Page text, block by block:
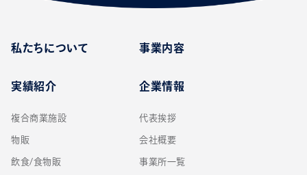
私たちについて
実績紹介
複合商業施設
物販
飲食/食物販
事業内容
企業情報
代表挨拶
会社概要
事業所一覧